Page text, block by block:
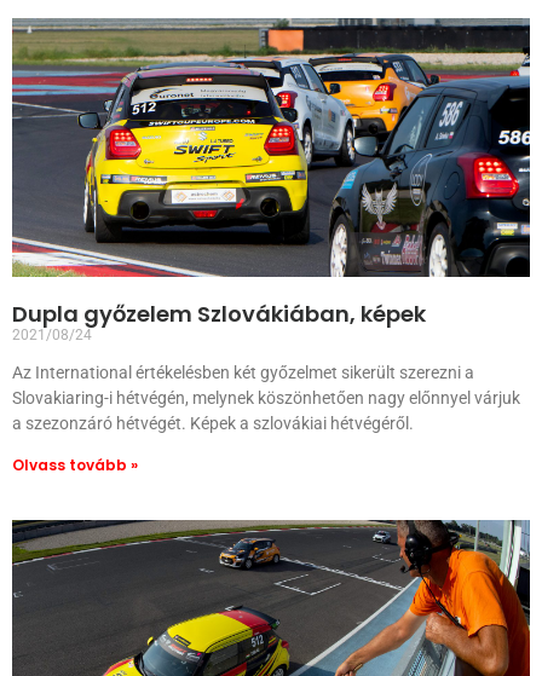
Dupla győzelem Szlovákiában, képek
2021/08/24
Az International értékelésben két győzelmet sikerült szerezni a
Slovakiaring-i hétvégén, melynek köszönhetően nagy előnnyel várjuk
a szezonzáró hétvégét. Képek a szlovákiai hétvégéről.
Olvass tovább »